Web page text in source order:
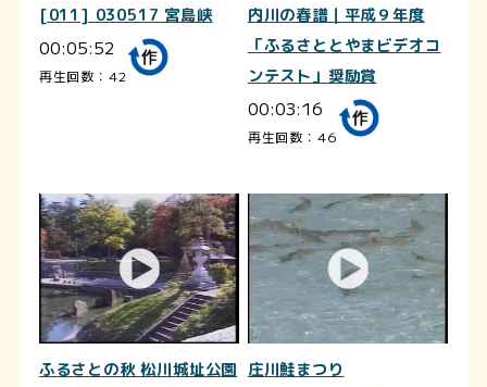
[011] 030517 宮島峡
00:05:52
再生回数：42
内川の春譜｜平成９年度
「ふるさととやまビデオコ
ンテスト」奨励賞
00:03:16
再生回数：46
ふるさとの秋 松川城址公園 庄川鮭まつり